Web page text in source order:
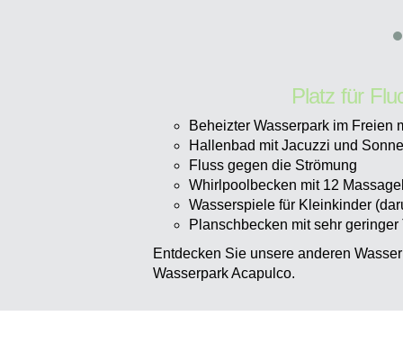
Platz für
Beheizter Wasserpark im Freien
Hallenbad mit Jacuzzi und
Fluss gegen die Strömung
Whirlpoolbecken mit 12
Wasserspiele für Kleinkinder
Planschbecken mit sehr geringer
Entdecken Sie unsere anderen
Wasserpark Acapulco.